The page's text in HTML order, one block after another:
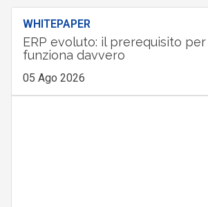
WHITEPAPER
ERP evoluto: il prerequisito per
funziona davvero
05 Ago 2026